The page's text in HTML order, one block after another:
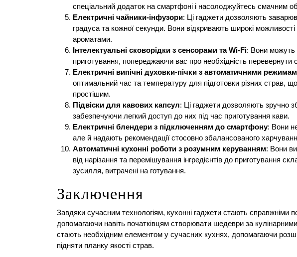
спеціальний додаток на смартфоні і насолоджуйтесь смачним
Електричні чайники-інфузори: Ці гаджети дозволяють
градуса та кожної секунди. Вони відкривають широкі
ароматами.
Інтелектуальні сковорідки з сенсорами та Wi-Fi: Вони можуть
приготування, попереджаючи вас про необхідність
Електричні випічні духовки-пічки з автоматичними
оптимальний час та температуру для підготовки різних страв,
простішим.
Підвіски для кавових капсул: Ці гаджети дозволяють зручно
забезпечуючи легкий доступ до них під час приготування кави.
Електричні блендери з підключенням до смартфону: Вони
але й надають рекомендації стосовно збалансованого
Автоматичні кухонні роботи з розумним керуванням: Вони
від нарізання та перемішування інгредієнтів до приготування
зусилля, витрачені на готування.
Заключення
Завдяки сучасним технологіям, кухонні гаджети стають справжніми
допомагаючи навіть початківцям створювати шедеври за
стають необхідним елементом у сучасних кухнях, допомагаючи
підняти планку якості страв.